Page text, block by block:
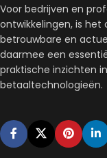
Voor bedrijven en
ontwikkelingen, is
betrouwbare en
daarmee een
praktische inzichten
betaaltechnologieën.